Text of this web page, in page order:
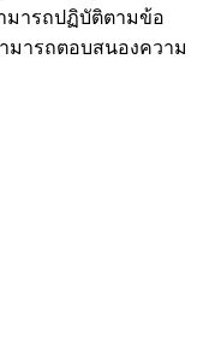
มารถปฏิบัติตามข้อ
มารถตอบสนองความ